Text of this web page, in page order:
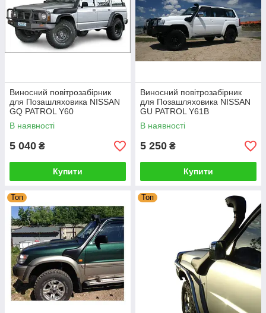
Виносний повітрозабірник
для Позашляховика NISSAN
GQ PATROL Y60
Автомобільний Шноркель на
Позашляховик
В наявності
5 040 ₴
Купити
Виносний повітрозабірник
для Позашляховика NISSAN
GU PATROL Y61В
Автомобільний Шноркель на
Позашляховик
В наявності
5 250 ₴
Купити
Топ Топ